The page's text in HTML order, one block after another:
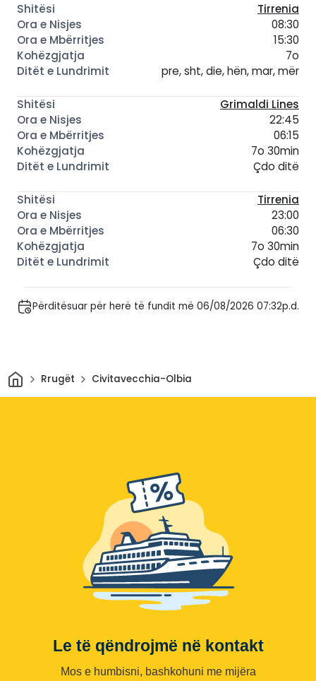
Tirrenia
08:30
15:30
7o
pre, sht, die, hën, mar, mër
Grimaldi Lines
22:45
06:15
7o 30min
Çdo ditë
Tirrenia
23:00
06:30
7o 30min
Çdo ditë
Përditësuar për herë të fundit më 06/08/2026 07:32p.d.
ShtëpiRrugët Civitavecchia-Olbia
Le të qëndrojmë në kontakt
Mos e humbisni, bashkohuni me mijëra